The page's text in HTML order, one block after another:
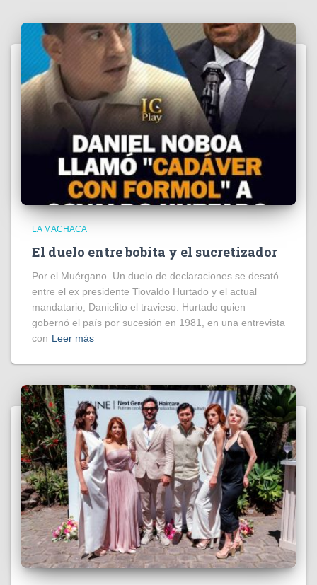
LA MACHACA
El duelo entre bobita y el sucretizador
Por el Muérgano. Un duelo de declaraciones se desató
entre el ex presidente Tiovaldo Hurtado y el actual
mandatario, Danielito el travieso. Hurtado quien
gobernó el país por sucesión en 1981, en una entrevista
con Leer más